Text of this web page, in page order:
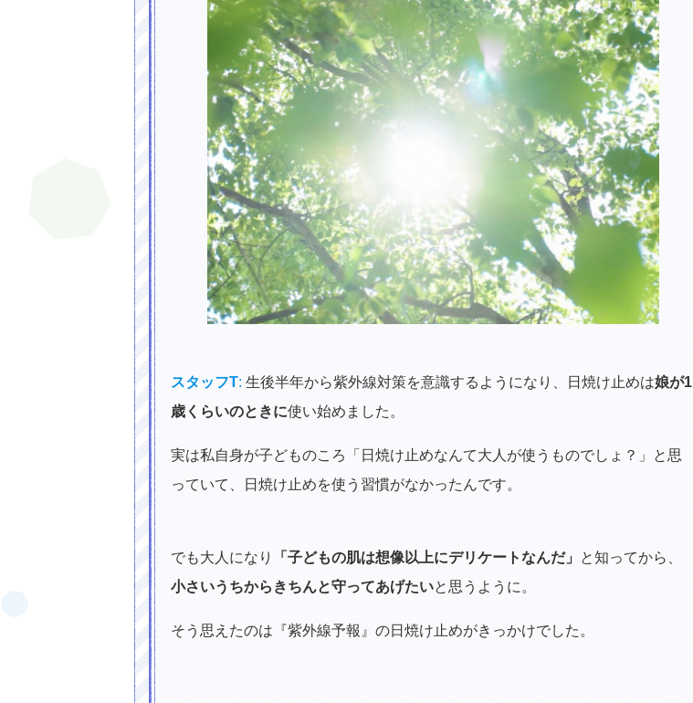
スタッフT: 生後半年から紫外線対策を意識するようになり、日焼け止めは娘が1
歳くらいのときに使い始めました。
実は私自身が子どものころ「日焼け止めなんて大人が使うものでしょ？」と思
っていて、日焼け止めを使う習慣がなかったんです。
でも大人になり 「子どもの肌は想像以上にデリケートなんだ」 と知ってから、
小さいうちからきちんと守ってあげたいと思うように。
そう思えたのは『紫外線予報』の日焼け止めがきっかけでした。